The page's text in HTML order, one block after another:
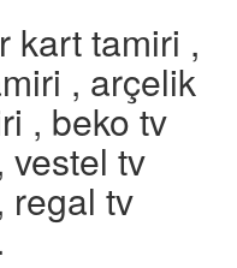
kart tamiri ,
, arçelik
, beko tv
vestel tv
regal tv